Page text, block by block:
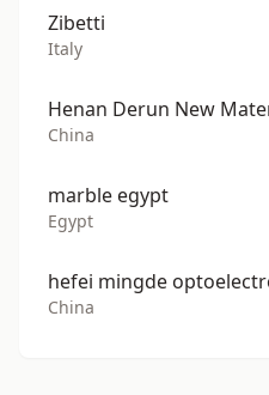
Zibetti
Italy
Henan Derun New
China
marble egypt
Egypt
hefei mingde
China